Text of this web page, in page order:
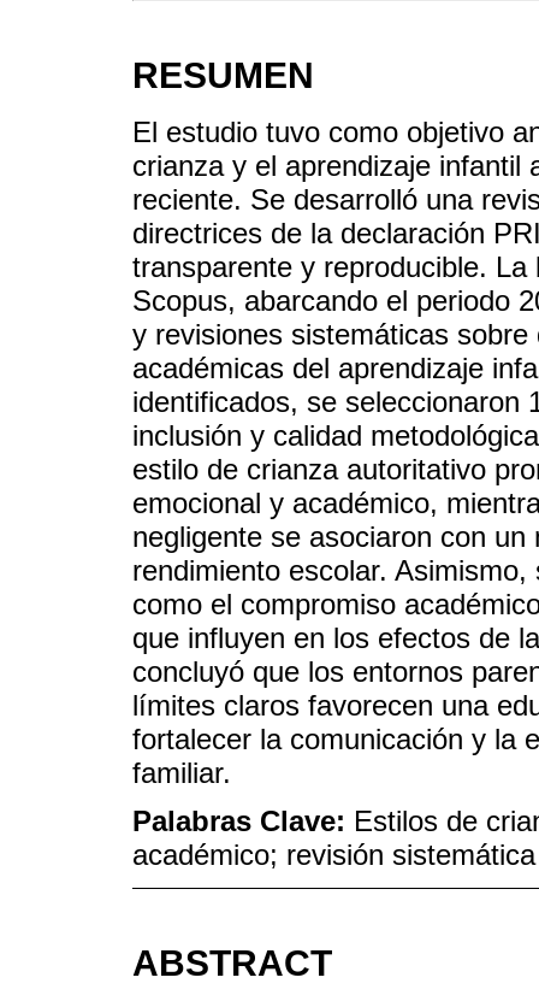
RESUMEN
El estudio tuvo como objetivo
crianza y el aprendizaje infantil
reciente. Se desarrolló una
directrices de la declaración
transparente y reproducible.
Scopus, abarcando el periodo
y revisiones sistemáticas
académicas del aprendizaje
identificados, se seleccionaron
inclusión y calidad
estilo de crianza autoritativo
emocional y académico,
negligente se asociaron con
rendimiento escolar.
como el compromiso
que influyen en los efectos de
concluyó que los entornos
límites claros favorecen una
fortalecer la comunicación y la
familiar.
Palabras Clave: Estilos de
académico; revisión sistemática
ABSTRACT